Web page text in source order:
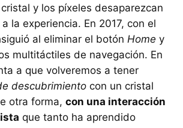
y los píxeles desaparezcan
la experiencia. En 2017, con el
al eliminar el botón Home y
multitáctiles de navegación. En
a que volveremos a tener
descubrimiento con un cristal
otra forma, con una interacción
que tanto ha aprendido